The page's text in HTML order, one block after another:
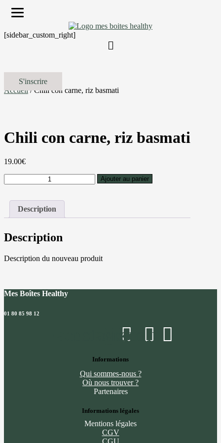
[sidebar_custom_right]
S'inscrire
Accueil/ Chili con carne, riz basmati
Chili con carne, riz basmati
19.00€
de
carne,
basmati
Ajouter au panier
Description
Description
Description du nouveau produit
Mes Boîtes Healthy
01 80 85 98 12
Instagram
Linkedin
Informations
Qui sommes-nous ?
Où nous trouver ?
Partenaires
Informations légales
Mentions légales
CGV